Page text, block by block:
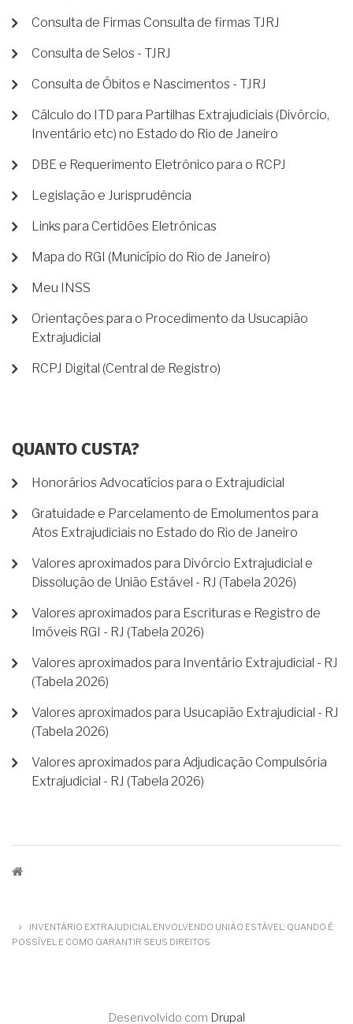
Consulta de Firmas Consulta de firmas TJRJ
Consulta de Selos - TJRJ
Consulta de Óbitos e Nascimentos - TJRJ
Cálculo do ITD para Partilhas Extrajudiciais (Divórcio,
Inventário etc) no Estado do Rio de Janeiro
DBE e Requerimento Eletrônico para o RCPJ
Legislação e Jurisprudência
Links para Certidões Eletrônicas
Mapa do RGI (Município do Rio de Janeiro)
Meu INSS
Orientações para o Procedimento da Usucapião
Extrajudicial
RCPJ Digital (Central de Registro)
QUANTO CUSTA?
Honorários Advocatícios para o Extrajudicial
Gratuidade e Parcelamento de Emolumentos para
Atos Extrajudiciais no Estado do Rio de Janeiro
Valores aproximados para Divórcio Extrajudicial e
Dissolução de União Estável - RJ (Tabela 2026)
Valores aproximados para Escrituras e Registro de
Imóveis RGI - RJ (Tabela 2026)
Valores aproximados para Inventário Extrajudicial - RJ
(Tabela 2026)
Valores aproximados para Usucapião Extrajudicial - RJ
(Tabela 2026)
Valores aproximados para Adjudicação Compulsória
Extrajudicial - RJ (Tabela 2026)
TRILHA
NAVEGAÇÃO
INVENTÁRIO EXTRAJUDICIAL ENVOLVENDO UNIÃO ESTÁVEL: QUANDO É
POSSÍVEL E COMO GARANTIR SEUS DIREITOS
Desenvolvido com Drupal